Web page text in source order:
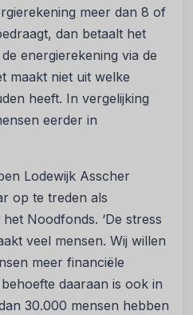
meer dan 8 of
dan betaalt het
energierekening via de
maakt niet uit welke
heeft. In vergelijking
eerder in
Lodewijk Asscher
op te treden als
Noodfonds. ‘De stress
veel mensen. Wij willen
meer financiële
daaraan is ook in
30.000 mensen hebben